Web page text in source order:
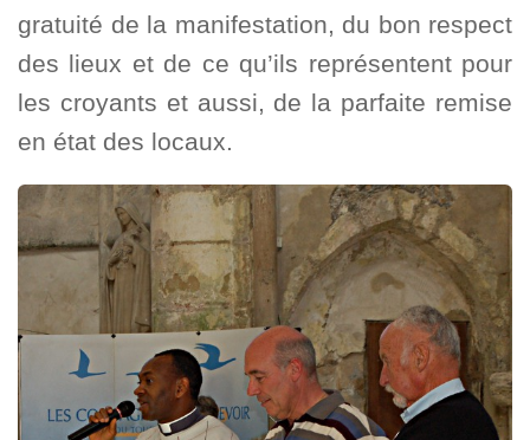
gratuité de la manifestation, du bon respect
des lieux et de ce qu’ils représentent pour
les croyants et aussi, de la parfaite remise
en état des locaux.